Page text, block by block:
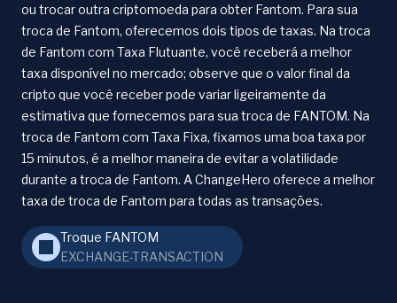
ou trocar outra criptomoeda para obter Fantom. Para sua
troca de Fantom, oferecemos dois tipos de taxas. Na troca
de Fantom com Taxa Flutuante, você receberá a melhor
taxa disponível no mercado; observe que o valor final da
cripto que você receber pode variar ligeiramente da
estimativa que fornecemos para sua troca de FANTOM. Na
troca de Fantom com Taxa Fixa, fixamos uma boa taxa por
15 minutos, é a melhor maneira de evitar a volatilidade
durante a troca de Fantom. A ChangeHero oferece a melhor
taxa de troca de Fantom para todas as transações.
Troque FANTOM
EXCHANGE-TRANSACTION